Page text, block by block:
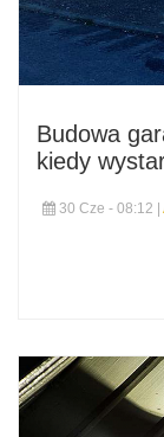
Budowa
kiedy
30 Cze - 08:12 |